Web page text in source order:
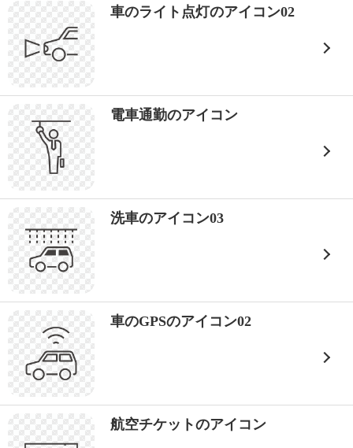
車のライト点灯のアイコン02
電車通勤のアイコン
洗車のアイコン03
車のGPSのアイコン02
航空チケットのアイコン